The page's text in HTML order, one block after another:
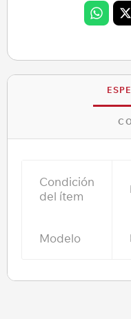
Condición
del ítem
Modelo